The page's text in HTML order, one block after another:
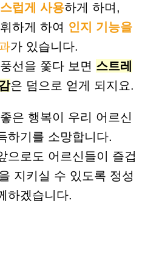
럽게 사용하게 하며,
하게 하여 인지 기능을
가 있습니다.
선을 쫓다 보면 스트레
은 덤으로 얻게 되지요.
은 행복이 우리 어르신
하기를 소망합니다.
으로도 어르신들이 즐겁
지키실 수 있도록 정성
하겠습니다.